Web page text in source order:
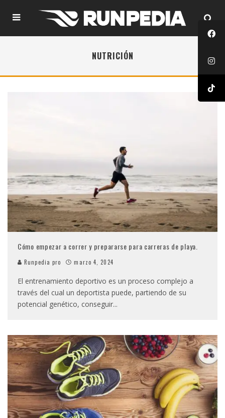
NUTRICIÓN
Cómo empezar a correr y prepararse para carreras de playa.
Runpedia pro marzo 4, 2024
El entrenamiento deportivo es un proceso complejo a
través del cual un deportista puede, partiendo de su
potencial genético, conseguir...